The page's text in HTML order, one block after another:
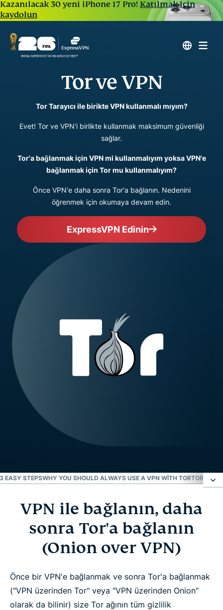
Kazanılacak 30 yeni iPhone 17 Pro! Katılmak için
kaydolun
Tor ve VPN
Tor Tarayıcı ile birikte VPN kullanmalı mıyım?
Evet! Tor ve VPN'i birlikte kullanmak maksimum güvenliği
sağlar.
Tor'a bağlanmak için VPN mi kullanmalıyım yoksa VPN'e
bağlanmak için Tor mu kullanmalıyım?
Önce VPN'e daha sonra Tor'a bağlanın. Nedenini
öğrenmek için okumaya devam edin.
ExpressVPN Edinin
EASY STEPSWHY YOU SHOULD ALWAYS USE A VPN WITH TORTOR VS.
VPN ile bağlanın, daha sonra Tor'a bağlanın
Tor vs VPN
Neden önce Tor, daha sonra VPN'e
bağlanmayayım?
VPN ile bağlanın, daha
sonra Tor'a bağlanın
(Onion over VPN)
Önce bir VPN'e bağlanmak ve sonra Tor'a bağlanmak
("VPN üzerinden Tor" veya "VPN üzerinden Onion"
olarak da bilinir) size Tor ağının tüm gizlilik